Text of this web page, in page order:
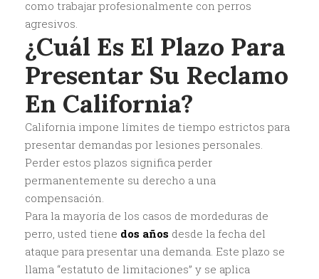
como trabajar profesionalmente con perros
agresivos.
¿Cuál Es El Plazo Para
Presentar Su Reclamo
En California?
California impone límites de tiempo estrictos para
presentar demandas por lesiones personales.
Perder estos plazos significa perder
permanentemente su derecho a una
compensación.
Para la mayoría de los casos de mordeduras de
perro, usted tiene dos años desde la fecha del
ataque para presentar una demanda. Este plazo se
llama “estatuto de limitaciones” y se aplica